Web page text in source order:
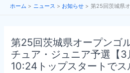
ホーム ニュース お知らせ
第25回茨城県オープンゴ
チュア・ジュニア予選【3
10:24トップスタートで